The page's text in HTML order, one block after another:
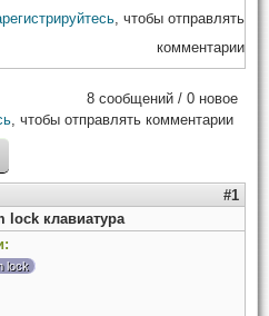
, чтобы отправлять
комментарии
8 сообщений / 0 новое
, чтобы отправлять комментарии
#1
lock клавиатура
lock